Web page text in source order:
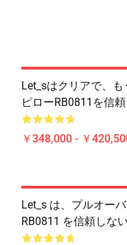
Let_sはクリアで、
ピローRB0811を信
￥348,000 - ￥
Let_s は、プルオー
RB0811 を信頼しない